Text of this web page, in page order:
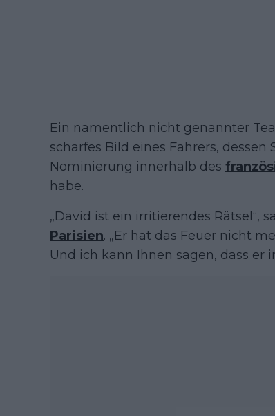
Ein namentlich nicht genannter
scharfes Bild eines Fahrers,
Nominierung innerhalb des
habe.
„David ist ein irritierendes Rätsel“,
Parisien. „Er hat das Feuer nicht
Und ich kann Ihnen sagen, dass